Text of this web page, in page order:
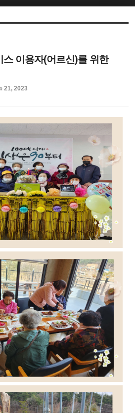
이용자(어르신)를 위한
21, 2023
스케치북5
스케치북5